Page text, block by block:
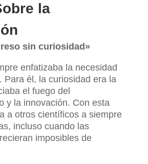
la
sin curiosidad»
enfatizaba la necesidad
Para él, la curiosidad era la
el fuego del
y la innovación. Con esta
a otros científicos a siempre
incluso cuando las
imposibles de